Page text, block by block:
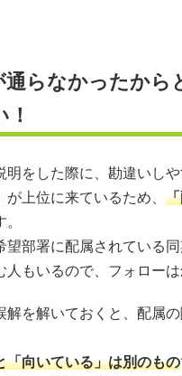
通らなかったか
明をした際に、勘違いし
が上位に来ているため、
望部署に配属されている
人もいるので、フォロー
解を解いておくと、配属
「向いている」は別のもの